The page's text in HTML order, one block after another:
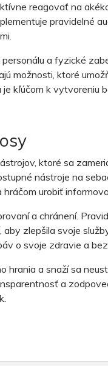
reagovať na
pravidelné
a fyzické
možnosti, ktoré
kľúčom k vytvoreniu
ktoré sa
nástroje na
urobiť
a chránení.
zlepšila svoje
o svoje zdravie a
hrania a snaží sa
a